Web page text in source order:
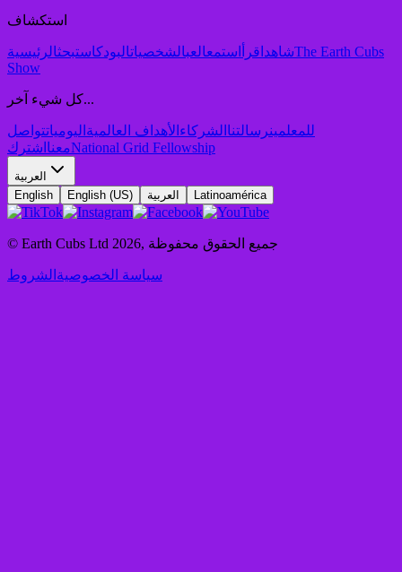
استكشاف
شاهد اقرأ استمعالعبالشخصياتالبودكاستبحثالرئيسية
The Earth Cubs
Show
كل شيء آخر...
للمعلمينرسالتنا الشركاء الأهداف العالمية اليومياتتواصل
معنا اشترك National Grid Fellowship
العربية
English
English (US) العربية Latinoamérica
© Earth Cubs Ltd 2026, جميع الحقوق محفوظة
سياسة الخصوصية الشروط